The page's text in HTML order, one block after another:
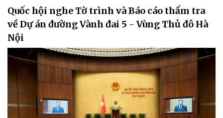
Quốc hội nghe Tờ trình và Báo cáo thẩm tra
về Dự án đường Vành đai 5 - Vùng Thủ đô Hà
Nội